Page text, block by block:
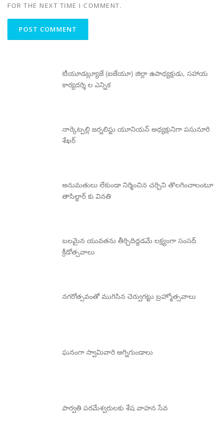
FOR THE NEXT TIME I COMMENT.
టీయూడబ్ల్యూజే (ఐజేయూ) జిల్లా ఉపాధ్యక్షుడు, సహాయ
కార్యదర్శి ల ఎన్నిక
నార్కెట్పల్లి జర్నలిస్టు యూనియన్ అధ్యక్షునిగా పసునూరి
శేఖర్
అనుమతులు లేకుండా నిర్మించిన చర్చిని తొలగించాలంటూ
తాసిల్దార్ కు వినతి
బలమైన యువతను తీర్చిదిద్దడమే లక్ష్యంగా సంసద్
క్రీడోత్సవాలు
నగరోత్సవంతో ముగిసిన చెర్వుగట్టు బ్రహ్మోత్సవాలు
ఘనంగా స్వామివారి అగ్నిగుండాలు
పార్వతి పరమేశ్వరులకు శేష వాహన సేవ